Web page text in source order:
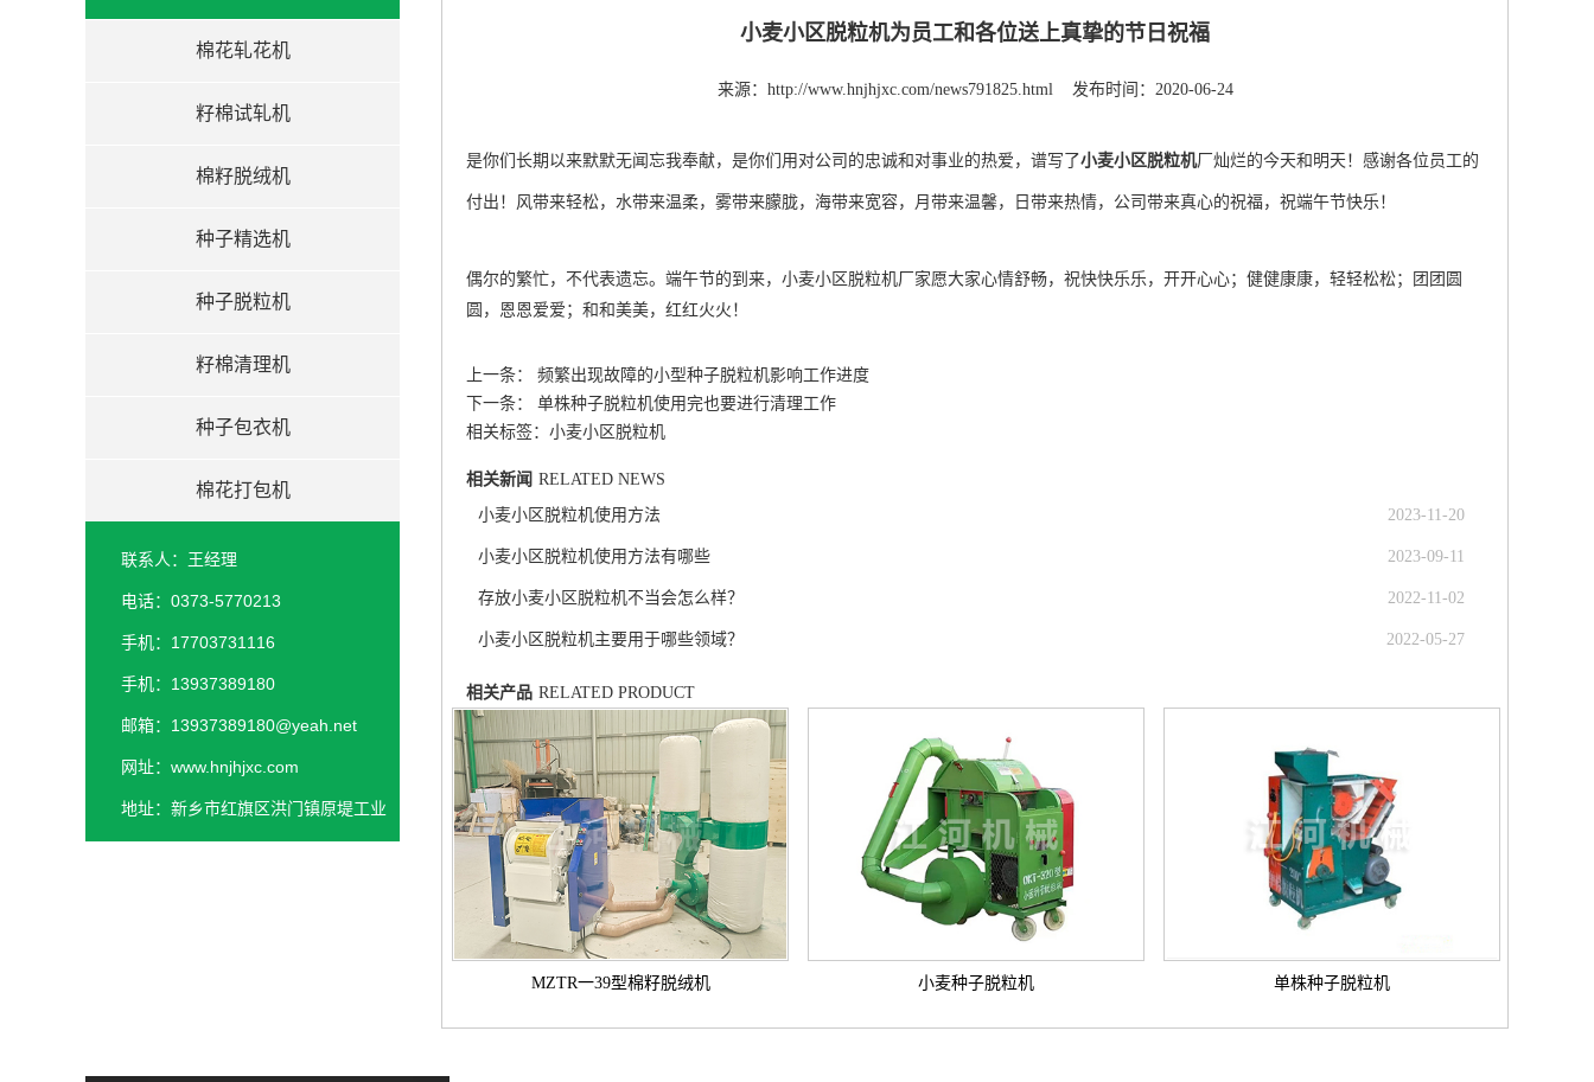
棉花轧花机
籽棉试轧机
棉籽脱绒机
种子精选机
种子脱粒机
籽棉清理机
种子包衣机
棉花打包机
联系人：王经理
电话：0373-5770213
手机：17703731116
手机：13937389180
邮箱：13937389180@yeah.net
网址：www.hnjhjxc.com
地址：新乡市红旗区洪门镇原堤工业
小麦小区脱粒机为员工和各位送上真挚的节日祝福
来源：http://www.hnjhjxc.com/news791825.html 发布时间：2020-06-24
是你们长期以来默默无闻忘我奉献，是你们用对公司的忠诚和对事业的热爱，谱写了小麦小区脱粒机厂灿烂的今天和明天！感谢各位员工的
付出！风带来轻松，水带来温柔，雾带来朦胧，海带来宽容，月带来温馨，日带来热情，公司带来真心的祝福，祝端午节快乐！
偶尔的繁忙，不代表遗忘。端午节的到来，小麦小区脱粒机厂家愿大家心情舒畅，祝快快乐乐，开开心心；健健康康，轻轻松松；团团圆
圆，恩恩爱爱；和和美美，红红火火！
上一条： 频繁出现故障的小型种子脱粒机影响工作进度
下一条： 单株种子脱粒机使用完也要进行清理工作
相关标签：小麦小区脱粒机
相关新闻 RELATED NEWS
小麦小区脱粒机使用方法
2023-11-20
小麦小区脱粒机使用方法有哪些 2023-09-11
存放小麦小区脱粒机不当会怎么样？ 2022-11-02
小麦小区脱粒机主要用于哪些领域？ 2022-05-27
相关产品 RELATED PRODUCT
MZTR一39型棉籽脱绒机 小麦种子脱粒机 单株种子脱粒机